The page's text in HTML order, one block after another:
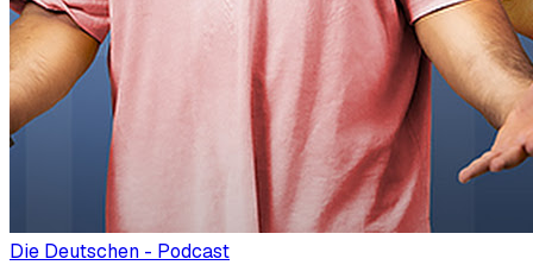
Die Deutschen - Podcast